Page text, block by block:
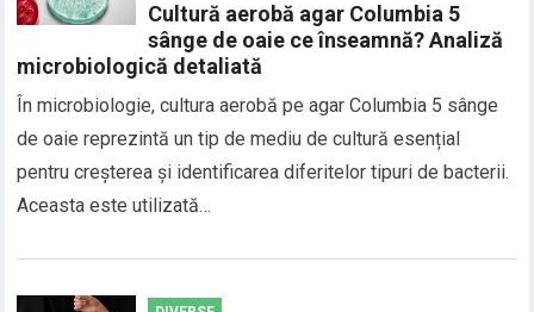
Cultură aerobă agar Columbia 5
sânge de oaie ce înseamnă? Analiză
microbiologică detaliată
În microbiologie, cultura aerobă pe agar Columbia 5 sânge
de oaie reprezintă un tip de mediu de cultură esențial
pentru creșterea și identificarea diferitelor tipuri de bacterii.
Aceasta este utilizată…